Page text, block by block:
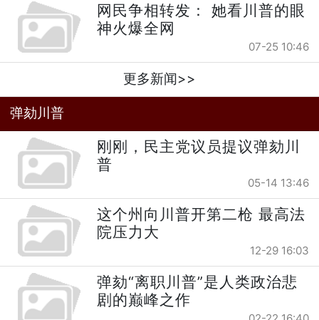
网民争相转发： 她看川普的眼
神火爆全网
07-25 10:46
更多新闻>>
弹劾川普
刚刚，民主党议员提议弹劾川
普
05-14 13:46
这个州向川普开第二枪 最高法
院压力大
12-29 16:03
弹劾“离职川普”是人类政治悲
剧的巅峰之作